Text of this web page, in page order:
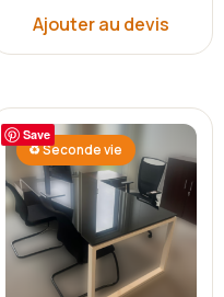
Ajouter au devis
Save
♻ Seconde vie